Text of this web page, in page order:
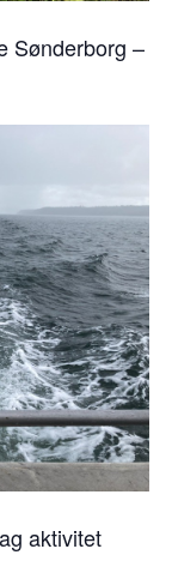
Sønderborg –
aktivitet